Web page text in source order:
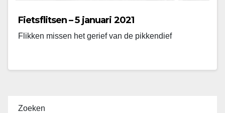
Fietsflitsen – 5 januari 2021
Flikken missen het gerief van de pikkendief
Zoeken